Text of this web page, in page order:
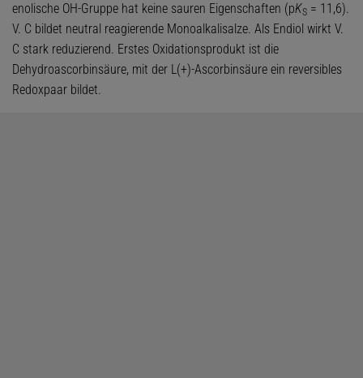
enolische OH-Gruppe hat keine sauren Eigenschaften (pKS = 11,6).
V. C bildet neutral reagierende Monoalkalisalze. Als Endiol wirkt V.
C stark reduzierend. Erstes Oxidationsprodukt ist die
Dehydroascorbinsäure, mit der L(+)-Ascorbinsäure ein reversibles
Redoxpaar bildet.